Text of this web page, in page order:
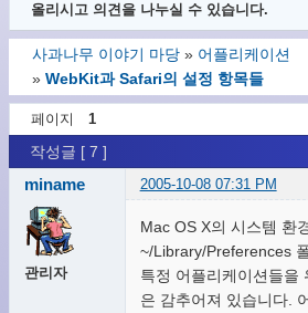
올리시고 의견을 나누실 수 있습니다.
사과나무 이야기 마당 » 어플리케이션
» WebKit과 Safari의 설정 항목들
페이지 1
작성글 [ 7 ]
miname 2005-10-08 07:31 PM
관리자
Mac OS X의 시스템 환
~/Library/Preferences
특정 어플리케이션들을
은 감추어져 있습니다.